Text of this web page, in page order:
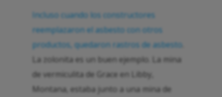
Incluso cuando los constructores
reemplazaron el asbesto con otros
productos, quedaron rastros de asbesto
La zolonita es un buen ejemplo. La mina
de vermiculita de Grace en Libby,
Montana, estaba junto a una mina de